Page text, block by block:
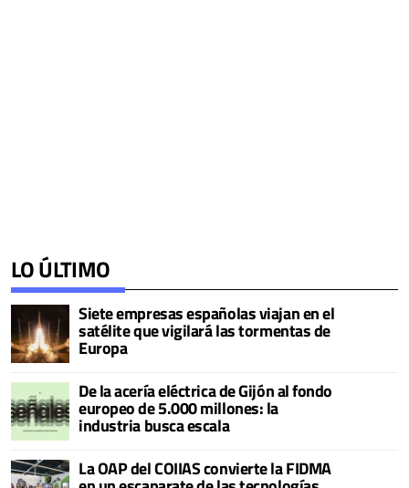
LO ÚLTIMO
Siete empresas españolas viajan en el
satélite que vigilará las tormentas de
Europa
De la acería eléctrica de Gijón al fondo
europeo de 5.000 millones: la
industria busca escala
La OAP del COIIAS convierte la FIDMA